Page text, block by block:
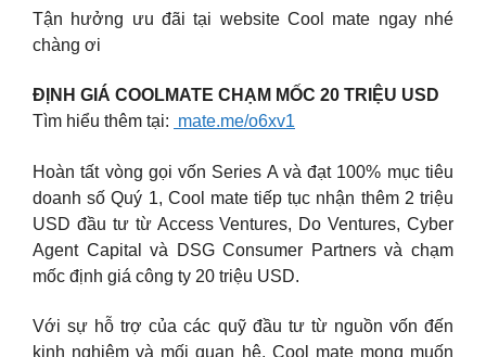
Tận hưởng ưu đãi tại website Cool mate ngay nhé
chàng ơi
ĐỊNH GIÁ COOLMATE CHẠM MỐC 20 TRIỆU USD
Tìm hiểu thêm tại: mate.me/o6xv1
Hoàn tất vòng gọi vốn Series A và đạt 100% mục tiêu
doanh số Quý 1, Cool mate tiếp tục nhận thêm 2 triệu
USD đầu tư từ Access Ventures, Do Ventures, Cyber
Agent Capital và DSG Consumer Partners và chạm
mốc định giá công ty 20 triệu USD.
Với sự hỗ trợ của các quỹ đầu tư từ nguồn vốn đến
kinh nghiệm và mối quan hệ, Cool mate mong muốn